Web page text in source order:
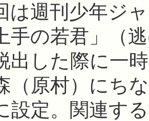
は週刊少年ジ
手の若君」（
出した際に一
（原村）にち
設定。関連す